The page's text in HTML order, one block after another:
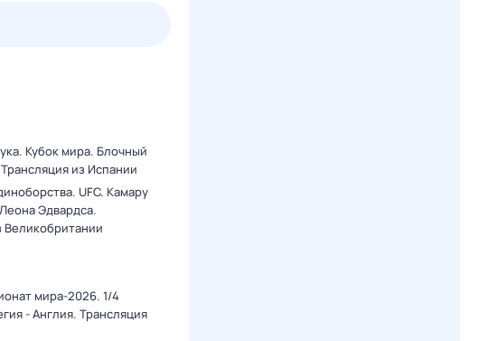
Кубок мира. Блочный
из Испании
UFC. Камару
Эдвардса.
Великобритании
мира-2026. 1/4
- Англия. Трансляция